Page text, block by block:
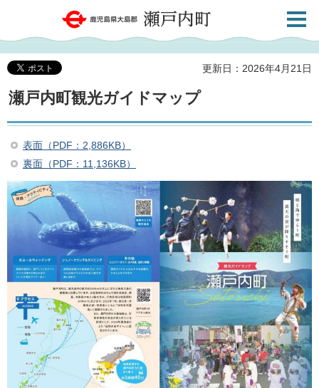
鹿児島県大島郡 瀬戸内町
共通メ
更新日：2026年4月21日
瀬戸内町観光ガイドマップ
表面（PDF：2,886KB）
裏面（PDF：11,136KB）